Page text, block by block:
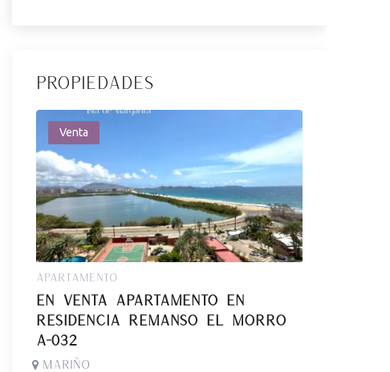
Propiedades
Venta
Apartamento
En Venta Apartamento En
Residencia Remanso El Morro
A-032
Mariño